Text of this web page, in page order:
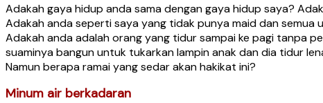
Adakah gaya hidup anda sama dengan gaya hidup saya?
Adakah anda seperti saya yang tidak punya maid dan semua
Adakah anda adalah orang yang tidur sampai ke pagi tanpa
suaminya bangun untuk tukarkan lampin anak dan dia tidur
Namun berapa ramai yang sedar akan hakikat ini?
Minum air berkadaran